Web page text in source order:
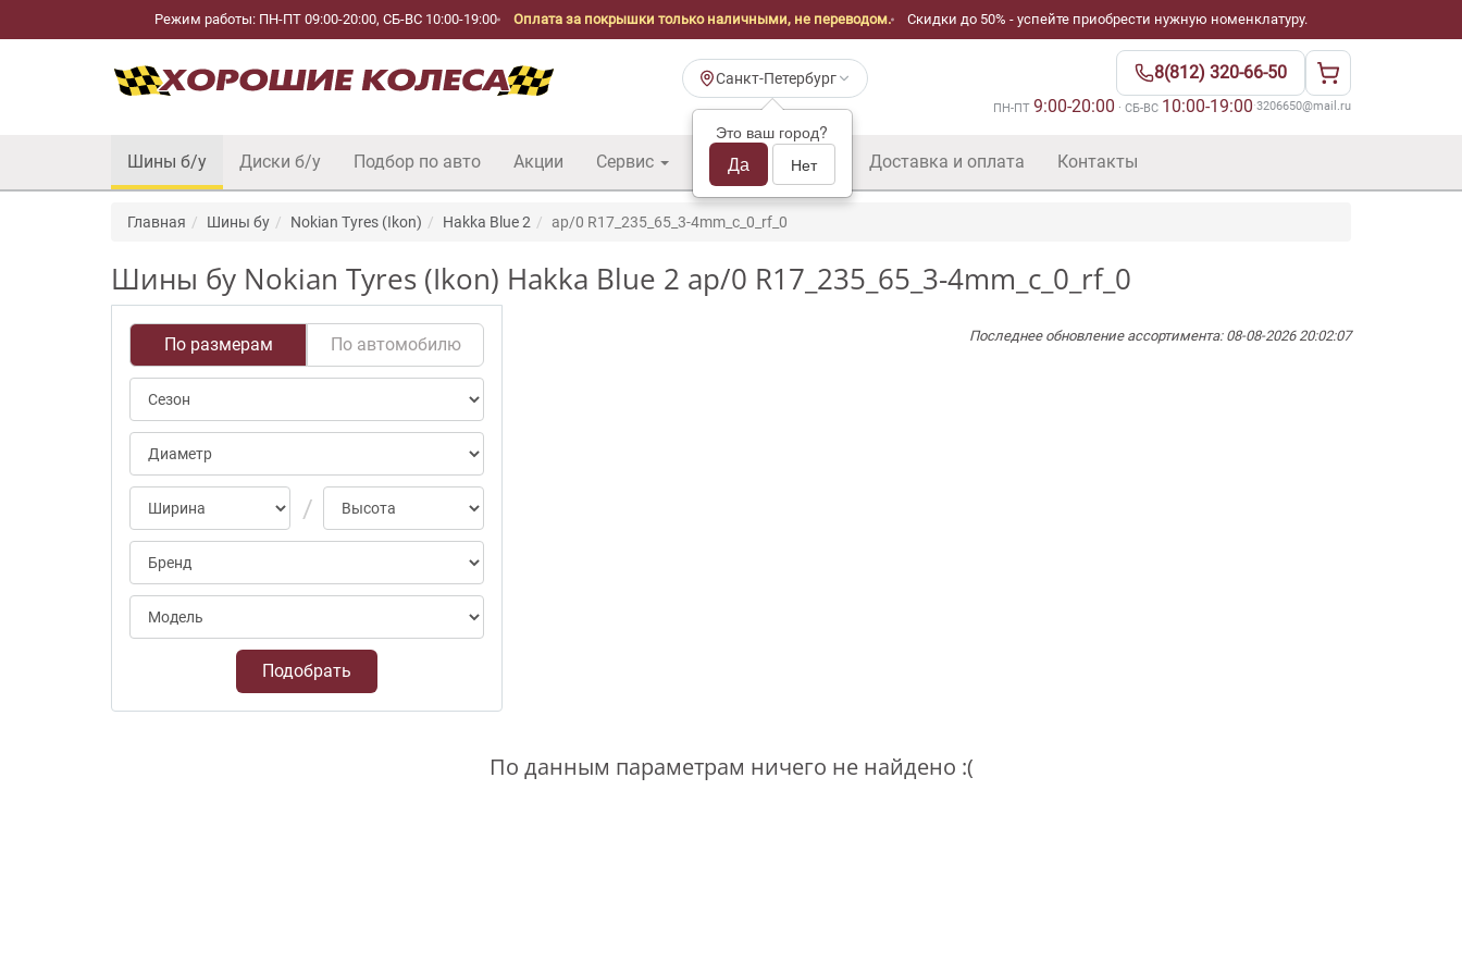
Режим работы: ПН-ПТ 09:00-20:00, СБ-ВС 10:00-19:00 Оплата за покрышки только наличными, не переводом. Скидки до 50% - успейте приобрести нужную номенклатуру.
Санкт-Петербург
Это ваш город?
Да Нет
8(812) 320-66-50
ПН-ПТ 9:00-20:00 · СБ-ВС 10:00-19:00·3206650@mail.ru
Шины б/у Диски б/у Подбор по авто Акции Сервис Шины б/у оптом Доставка и оплата Контакты
Главная Шины бу Nokian Tyres (Ikon) Hakka Blue 2 ap/0 R17_235_65_3-4mm_c_0_rf_0
Шины бу Nokian Tyres (Ikon) Hakka Blue 2 ap/0 R17_235_65_3-4mm_c_0_rf_0
По размерам По автомобилю
Подобрать
Последнее обновление ассортимента: 08-08-2026 20:02:07
По данным параметрам ничего не найдено :(